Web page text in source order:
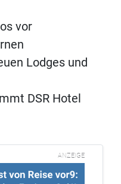
vor
Lodges und
DSR Hotel
ANZEIGE